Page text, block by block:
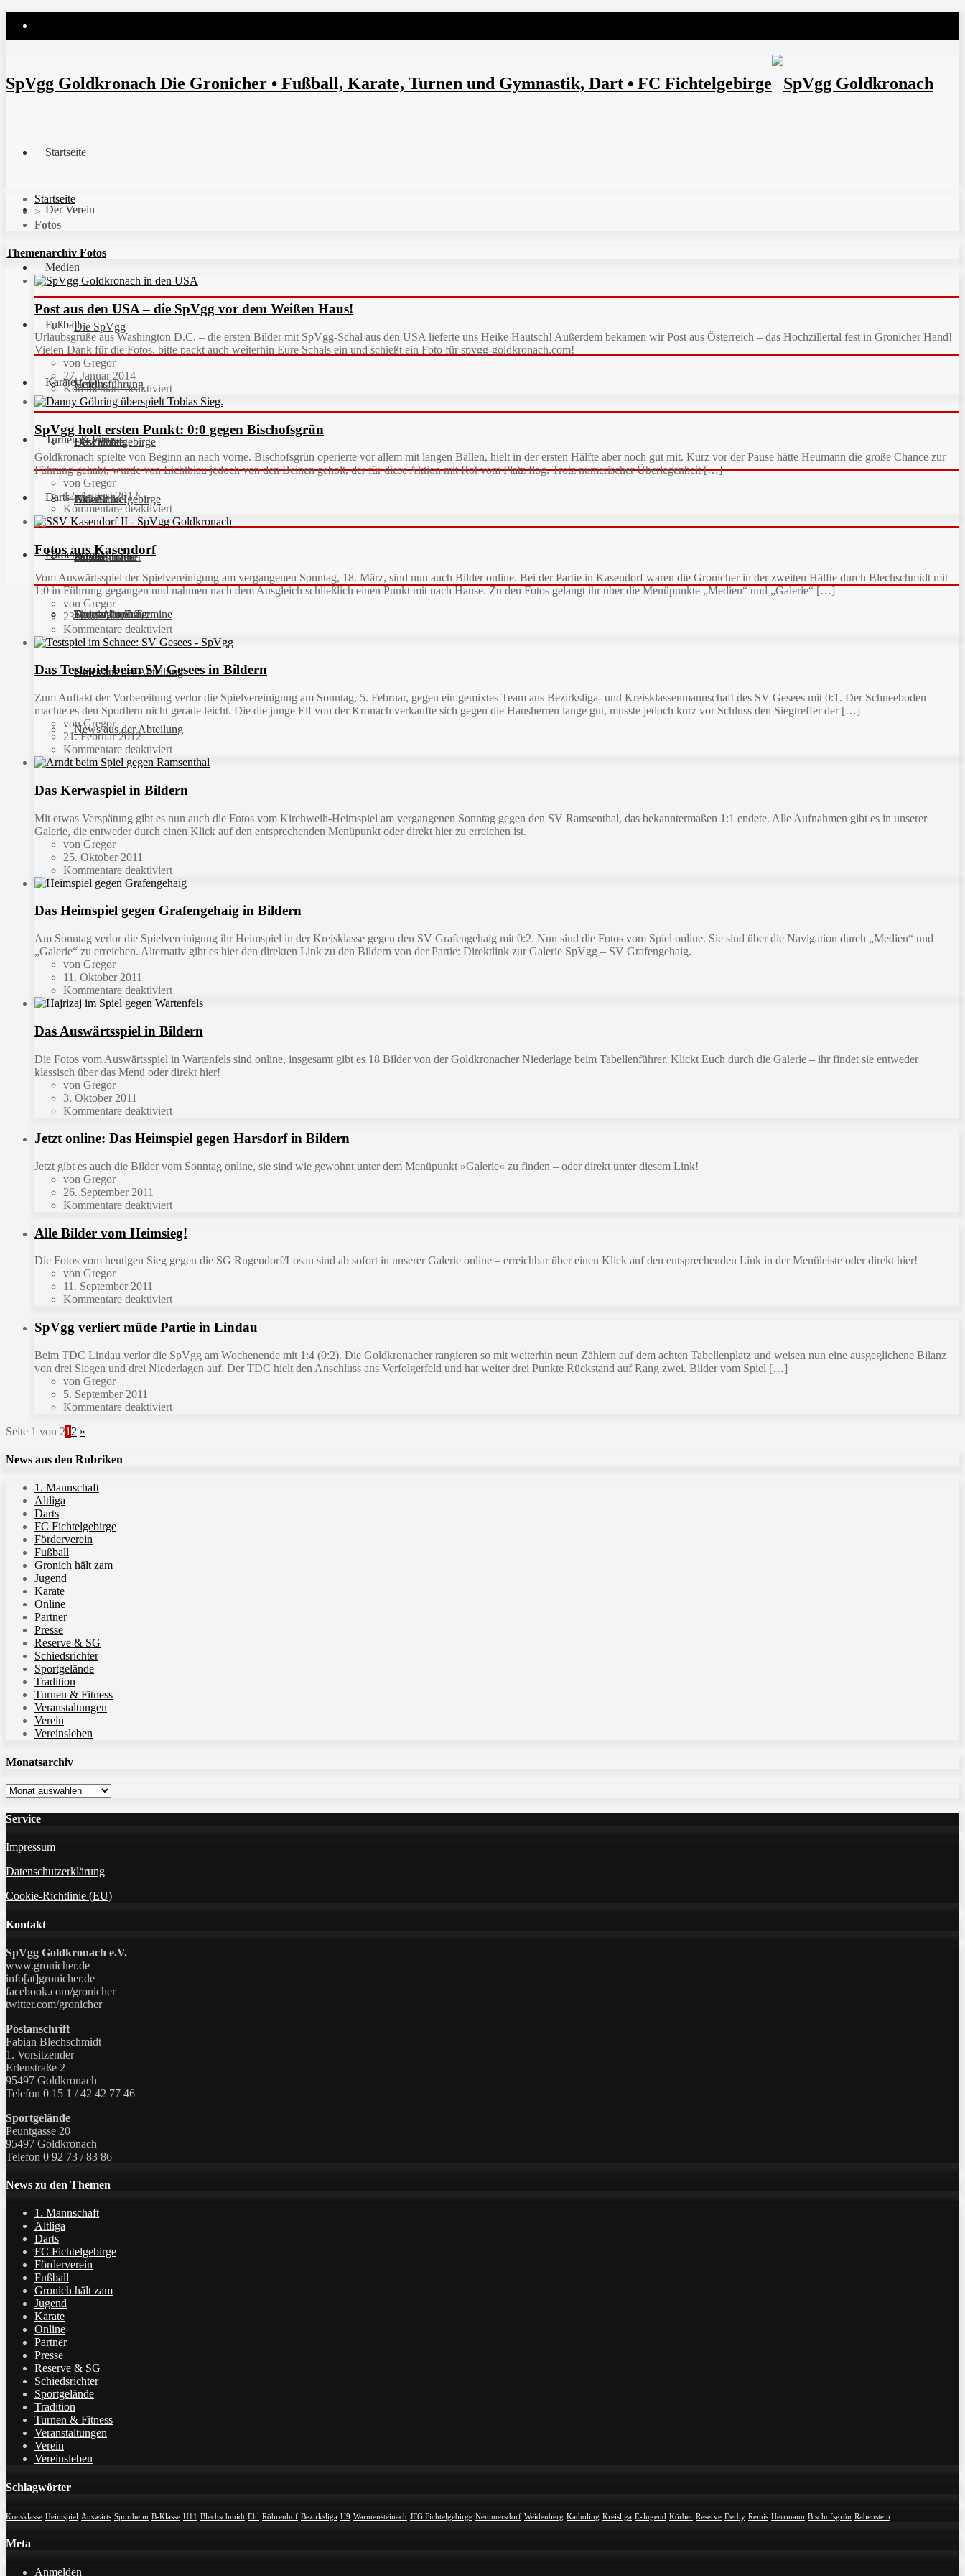
SpVgg Goldkronach Die Gronicher • Fußball, Karate, Turnen und Gymnastik, Dart • FC Fichtelgebirge
Startseite
Der Verein
Die SpVgg
Vereinsführung
Geschichte
Fan-Artikel
Partner
Sportanlagen
Medien
Hefdla
Downloads
Galerie
Fußball
FC Fichtelgebirge
JFG Fichtelgebirge
Schiedsrichter
Karate
Aktuell
Unsere Trainer
Training und Termine
Turnen & Fitness
Kinderturnen
Fitness für Frauen
Quick Fit
News aus der Abteilung
Darts
Darts-Abteilung
News aus der Abteilung
Förderverein
Startseite
>
Fotos
Themenarchiv Fotos
Post aus den USA – die SpVgg vor dem Weißen Haus!
Urlaubsgrüße aus Washington D.C. – die ersten Bilder mit SpVgg-Schal aus den USA lieferte uns Heike Hautsch! Außerdem bekamen wir Post aus Österreich – das Hochzillertal fest in Gronicher Hand!
Vielen Dank für die Fotos, bitte packt auch weiterhin Eure Schals ein und schießt ein Foto für spvgg-goldkronach.com!
von Gregor
27. Januar 2014
Kommentare deaktiviert
SpVgg holt ersten Punkt: 0:0 gegen Bischofsgrün
Goldkronach spielte von Beginn an nach vorne. Bischofsgrün operierte vor allem mit langen Bällen, hielt in der ersten Hälfte aber noch gut mit. Kurz vor der Pause hätte Heumann die große Chance zur
Führung gehabt, wurde von Lichtblau jedoch von den Beinen geholt, der für diese Aktion mit Rot vom Platz flog. Trotz numerischer Überlegenheit […]
von Gregor
12. August 2012
Kommentare deaktiviert
Fotos aus Kasendorf
Vom Auswärtsspiel der Spielvereinigung am vergangenen Sonntag, 18. März, sind nun auch Bilder online. Bei der Partie in Kasendorf waren die Gronicher in der zweiten Hälfte durch Blechschmidt mit
1:0 in Führung gegangen und nahmen nach dem Ausgleich schließlich einen Punkt mit nach Hause. Zu den Fotos gelangt ihr über die Menüpunkte „Medien“ und „Galerie“ […]
von Gregor
23. März 2012
Kommentare deaktiviert
Das Testspiel beim SV Gesees in Bildern
Zum Auftakt der Vorbereitung verlor die Spielvereinigung am Sonntag, 5. Februar, gegen ein gemixtes Team aus Bezirksliga- und Kreisklassenmannschaft des SV Gesees mit 0:1. Der Schneeboden
machte es den Sportlern nicht gerade leicht. Die die junge Elf von der Kronach verkaufte sich gegen die Hausherren lange gut, musste jedoch kurz vor Schluss den Siegtreffer der […]
von Gregor
21. Februar 2012
Kommentare deaktiviert
Das Kerwaspiel in Bildern
Mit etwas Verspätung gibt es nun auch die Fotos vom Kirchweih-Heimspiel am vergangenen Sonntag gegen den SV Ramsenthal, das bekanntermaßen 1:1 endete. Alle Aufnahmen gibt es in unserer
Galerie, die entweder durch einen Klick auf den entsprechenden Menüpunkt oder direkt hier zu erreichen ist.
von Gregor
25. Oktober 2011
Kommentare deaktiviert
Das Heimspiel gegen Grafengehaig in Bildern
Am Sonntag verlor die Spielvereinigung ihr Heimspiel in der Kreisklasse gegen den SV Grafengehaig mit 0:2. Nun sind die Fotos vom Spiel online. Sie sind über die Navigation durch „Medien“ und
„Galerie“ zu erreichen. Alternativ gibt es hier den direkten Link zu den Bildern von der Partie: Direktlink zur Galerie SpVgg – SV Grafengehaig.
von Gregor
11. Oktober 2011
Kommentare deaktiviert
Das Auswärtsspiel in Bildern
Die Fotos vom Auswärtsspiel in Wartenfels sind online, insgesamt gibt es 18 Bilder von der Goldkronacher Niederlage beim Tabellenführer. Klickt Euch durch die Galerie – ihr findet sie entweder
klassisch über das Menü oder direkt hier!
von Gregor
3. Oktober 2011
Kommentare deaktiviert
Jetzt online: Das Heimspiel gegen Harsdorf in Bildern
Jetzt gibt es auch die Bilder vom Sonntag online, sie sind wie gewohnt unter dem Menüpunkt »Galerie« zu finden – oder direkt unter diesem Link!
von Gregor
26. September 2011
Kommentare deaktiviert
Alle Bilder vom Heimsieg!
Die Fotos vom heutigen Sieg gegen die SG Rugendorf/Losau sind ab sofort in unserer Galerie online – erreichbar über einen Klick auf den entsprechenden Link in der Menüleiste oder direkt hier!
von Gregor
11. September 2011
Kommentare deaktiviert
SpVgg verliert müde Partie in Lindau
Beim TDC Lindau verlor die SpVgg am Wochenende mit 1:4 (0:2). Die Goldkronacher rangieren so mit weiterhin neun Zählern auf dem achten Tabellenplatz und weisen nun eine ausgeglichene Bilanz
von drei Siegen und drei Niederlagen auf. Der TDC hielt den Anschluss ans Verfolgerfeld und hat weiter drei Punkte Rückstand auf Rang zwei. Bilder vom Spiel […]
von Gregor
5. September 2011
Kommentare deaktiviert
Seite 1 von 21 2 »
News aus den Rubriken
1. Mannschaft
Altliga
Darts
FC Fichtelgebirge
Förderverein
Fußball
Gronich hält zam
Jugend
Karate
Online
Partner
Presse
Reserve & SG
Schiedsrichter
Sportgelände
Tradition
Turnen & Fitness
Veranstaltungen
Verein
Vereinsleben
Monatsarchiv
Monatsarchiv
Service
Impressum
Datenschutzerklärung
Cookie-Richtlinie (EU)
Kontakt
SpVgg Goldkronach e.V.
www.gronicher.de
info[at]gronicher.de
facebook.com/gronicher
twitter.com/gronicher
Postanschrift
Fabian Blechschmidt
1. Vorsitzender
Erlenstraße 2
95497 Goldkronach
Telefon 0 15 1 / 42 42 77 46
Sportgelände
Peuntgasse 20
95497 Goldkronach
Telefon 0 92 73 / 83 86
News zu den Themen
1. Mannschaft
Altliga
Darts
FC Fichtelgebirge
Förderverein
Fußball
Gronich hält zam
Jugend
Karate
Online
Partner
Presse
Reserve & SG
Schiedsrichter
Sportgelände
Tradition
Turnen & Fitness
Veranstaltungen
Verein
Vereinsleben
Schlagwörter
Kreisklasse Heimspiel Auswärts Sportheim B-Klasse U11 Blechschmidt Ehl Röhrenhof Bezirksliga U9 Warmensteinach JFG Fichtelgebirge Nemmersdorf Weidenberg Katholing Kreisliga E-Jugend Körber Reserve Derby Remis Herrmann Bischofsgrün Rabenstein
Meta
Anmelden